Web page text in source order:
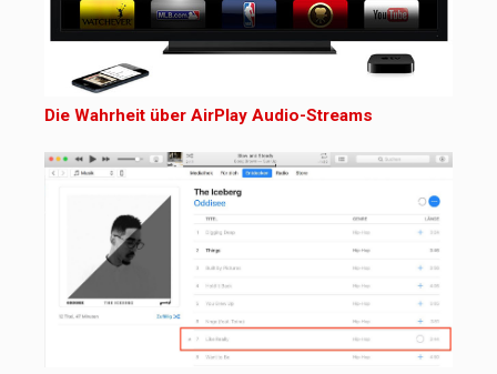
Die Wahrheit über AirPlay Audio-Streams